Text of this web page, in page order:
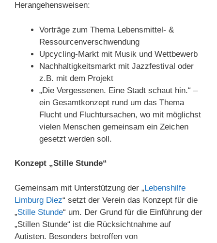
Herangehensweisen:
Vorträge zum Thema Lebensmittel- &
Ressourcenverschwendung
Upcycling-Markt mit Musik und Wettbewerb
Nachhaltigkeitsmarkt mit Jazzfestival oder
z.B. mit dem Projekt
„Die Vergessenen. Eine Stadt schaut hin.“ –
ein Gesamtkonzept rund um das Thema
Flucht und Fluchtursachen, wo mit möglichst
vielen Menschen gemeinsam ein Zeichen
gesetzt werden soll.
Konzept „Stille Stunde“
Gemeinsam mit Unterstützung der „Lebenshilfe
Limburg Diez“ setzt der Verein das Konzept für die
„Stille Stunde“ um. Der Grund für die Einführung der
„Stillen Stunde“ ist die Rücksichtnahme auf
Autisten. Besonders betroffen von